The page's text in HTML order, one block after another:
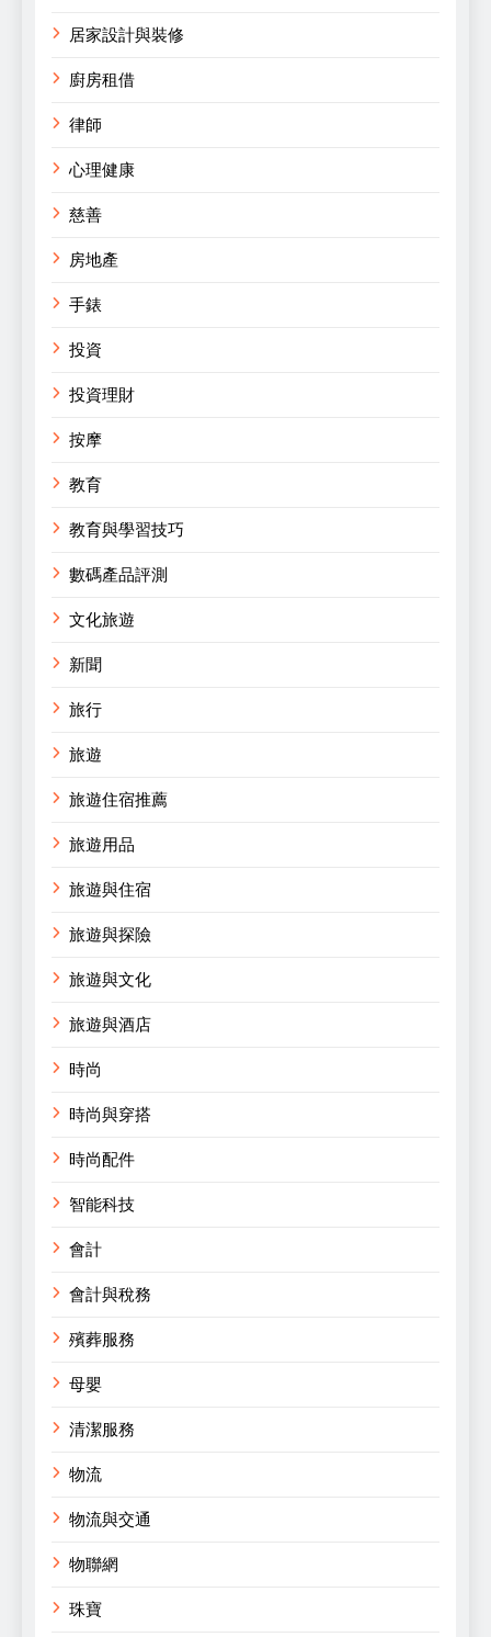
居家設計與裝修
廚房租借
律師
心理健康
慈善
房地產
手錶
投資
投資理財
按摩
教育
教育與學習技巧
數碼產品評測
文化旅遊
新聞
旅行
旅遊
旅遊住宿推薦
旅遊用品
旅遊與住宿
旅遊與探險
旅遊與文化
旅遊與酒店
時尚
時尚與穿搭
時尚配件
智能科技
會計
會計與稅務
殯葬服務
母嬰
清潔服務
物流
物流與交通
物聯網
珠寶